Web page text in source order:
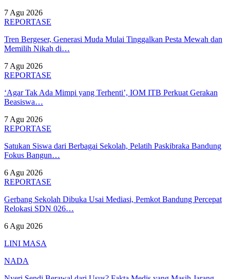
7 Agu 2026
REPORTASE
Tren Bergeser, Generasi Muda Mulai Tinggalkan Pesta Mewah dan
Memilih Nikah di…
7 Agu 2026
REPORTASE
‘Agar Tak Ada Mimpi yang Terhenti’, IOM ITB Perkuat Gerakan
Beasiswa…
7 Agu 2026
REPORTASE
Satukan Siswa dari Berbagai Sekolah, Pelatih Paskibraka Bandung
Fokus Bangun…
6 Agu 2026
REPORTASE
Gerbang Sekolah Dibuka Usai Mediasi, Pemkot Bandung Percepat
Relokasi SDN 026…
6 Agu 2026
LINI MASA
NADA